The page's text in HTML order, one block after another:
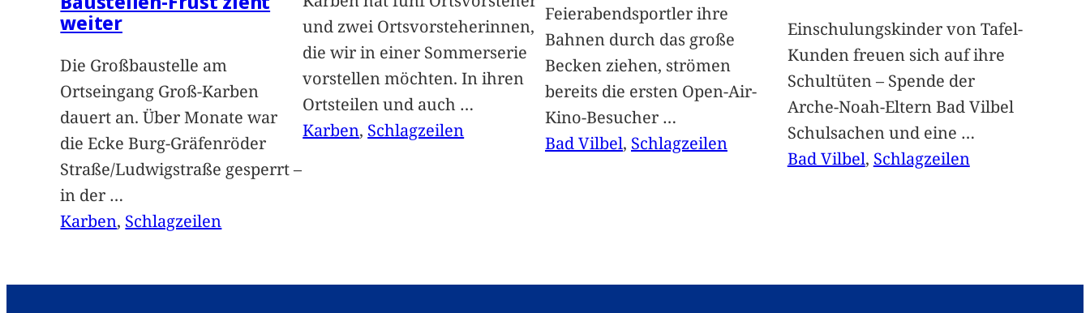
weiter
Die Großbaustelle am
Ortseingang Groß-Karben
dauert an. Über Monate war
die Ecke Burg-Gräfenröder
Straße/Ludwigstraße gesperrt –
in der …
Karben, Schlagzeilen
und zwei Ortsvorsteherinnen,
die wir in einer Sommerserie
vorstellen möchten. In ihren
Ortsteilen und auch …
Karben, Schlagzeilen
Feierabendsportler ihre
Bahnen durch das große
Becken ziehen, strömen
bereits die ersten Open-Air-
Kino-Besucher …
Bad Vilbel, Schlagzeilen
Einschulungskinder von Tafel-
Kunden freuen sich auf ihre
Schultüten – Spende der
Arche-Noah-Eltern Bad Vilbel
Schulsachen und eine …
Bad Vilbel, Schlagzeilen